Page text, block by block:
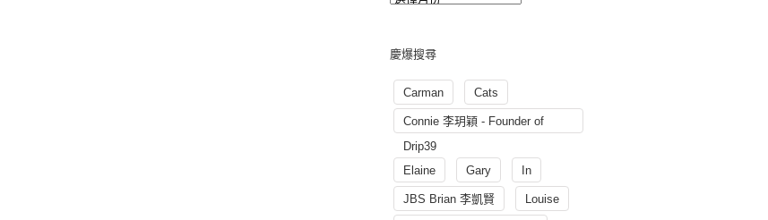
慶爆搜尋
Carman Cats
Connie 李玥穎 - Founder of
Drip39
Elaine
Gary In
JBS Brian 李凱賢 Louise